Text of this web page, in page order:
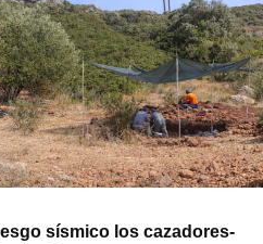
sísmico los cazadores-